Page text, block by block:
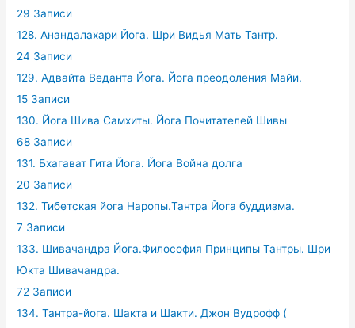
29 Записи
128. Анандалахари Йога. Шри Видья Мать Тантр.
24 Записи
129. Адвайта Веданта Йога. Йога преодоления Майи.
15 Записи
130. Йога Шива Самхиты. Йога Почитателей Шивы
68 Записи
131. Бхагават Гита Йога. Йога Война долга
20 Записи
132. Тибетская йога Наропы.Тантра Йога буддизма.
7 Записи
133. Шивачандра Йога.Философия Принципы Тантры. Шри
Юкта Шивачандра.
72 Записи
134. Тантра-йога. Шакта и Шакти. Джон Вудрофф (